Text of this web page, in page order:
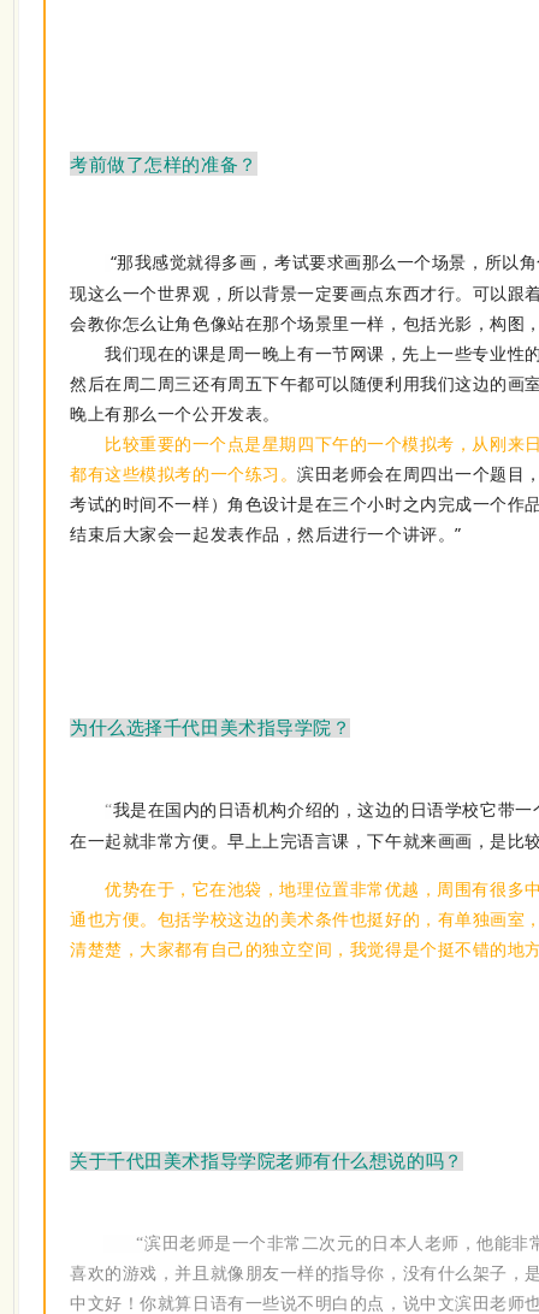
考前做了怎样的准备？
“那我感觉就得多画，考试要求画那么一个场景，所以
现这么一个世界观，所以背景一定要画点东西才行。 可以跟
会教你怎么让角色像站在那个场景里一样，包括光影，构图
我们现在的课是周一晚上有一节网课，先上一些专业性
然后在周二周三还有周五下午都可以随便利用我们这边的画
晚上有那么一个公开发表。
比较重要的一个点是星期四下午的一个模拟考，从刚来
都有这些模拟考的一个练习。滨田老师会在周四出一个题目
考试的时间不一样）角色设计是在三个小时之内完成一个作
结束后大家会一起发表作品，然后进行一个讲评。”
为什么选择千代田美术指导学院？
“我是在国内的日语机构介绍的，这边的日语学校它带
在一起就非常方便。早上上完语言课，下午就来画画，是比
优势在于，它在池袋，地理位置非常优越，周围有很多
通也方便。包括学校这边的美术条件也挺好的，有单独画室
清楚楚，大家都有自己的独立空间，我觉得是个挺不错的地
关于千代田美术指导学院老师有什么想说的吗？
“滨田老师是一个非常二次元的日本人老师，他能非
喜欢的游戏，并且就像朋友一样的指导你，没有什么架子，
中文好！你就算日语有一些说不明白的点，说中文滨田老师